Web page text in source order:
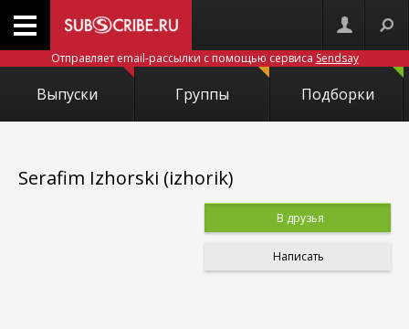
Отправляет email-рассылки с помощью сервиса Sendsay
Выпуски Группы Подборки
Serafim Izhorski (izhorik)
В друзья
Написать